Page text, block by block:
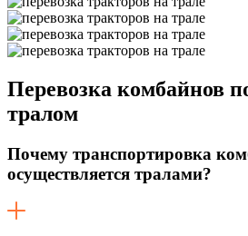
Перевозка комбайнов
тралом
Почему транспортировка
осуществляется тралами?